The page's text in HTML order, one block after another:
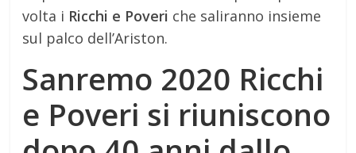
volta i Ricchi e Poveri che saliranno insieme
sul palco dell’Ariston.
Sanremo 2020 Ricchi
e Poveri si riuniscono